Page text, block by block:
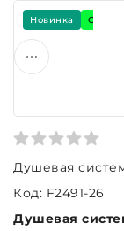
Новинка Скидка
Душевая
Код: F2491-26
Душевая